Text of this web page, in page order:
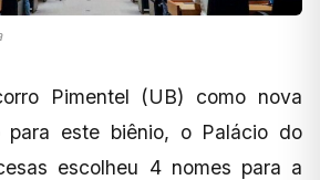
Pimentel (UB) como nova
para este biênio, o Palácio do
escolheu 4 nomes para a